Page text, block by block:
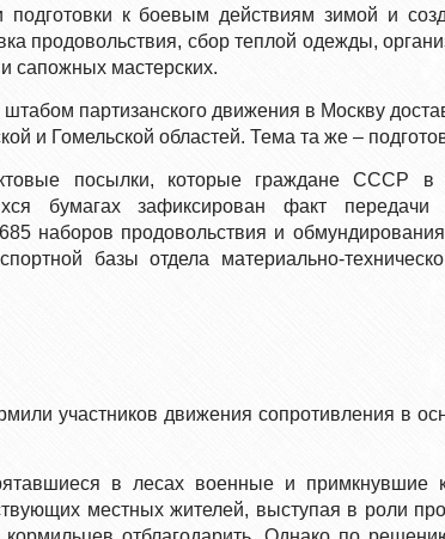
к боевым действиям зимой и
продовольствия, сбор теплой одежды,
сапожных мастерских.
партизанского движения в Москву
и Гомельской областей. Тема та же –
посылки, которые граждане СССР в
бумагах зафиксирован факт передачи
наборов продовольствия и
базы отдела материально-
участников движения сопротивления в
в лесах военные и примкнувшие
местных жителей, выступая в роли